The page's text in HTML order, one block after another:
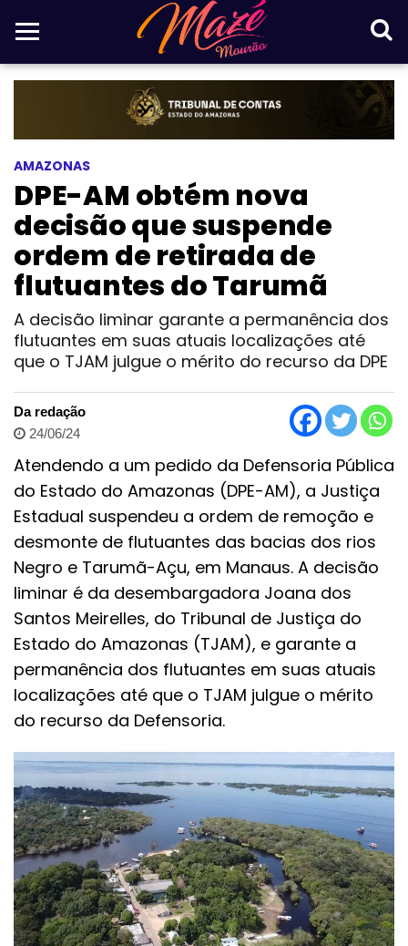
AMAZONAS
DPE-AM obtém nova
decisão que suspende
ordem de retirada de
flutuantes do Tarumã
A decisão liminar garante a permanência dos
flutuantes em suas atuais localizações até
que o TJAM julgue o mérito do recurso da DPE
Da redação
24/06/24
Atendendo a um pedido da Defensoria Pública
do Estado do Amazonas (DPE-AM), a Justiça
Estadual suspendeu a ordem de remoção e
desmonte de flutuantes das bacias dos rios
Negro e Tarumã-Açu, em Manaus. A decisão
liminar é da desembargadora Joana dos
Santos Meirelles, do Tribunal de Justiça do
Estado do Amazonas (TJAM), e garante a
permanência dos flutuantes em suas atuais
localizações até que o TJAM julgue o mérito
do recurso da Defensoria.